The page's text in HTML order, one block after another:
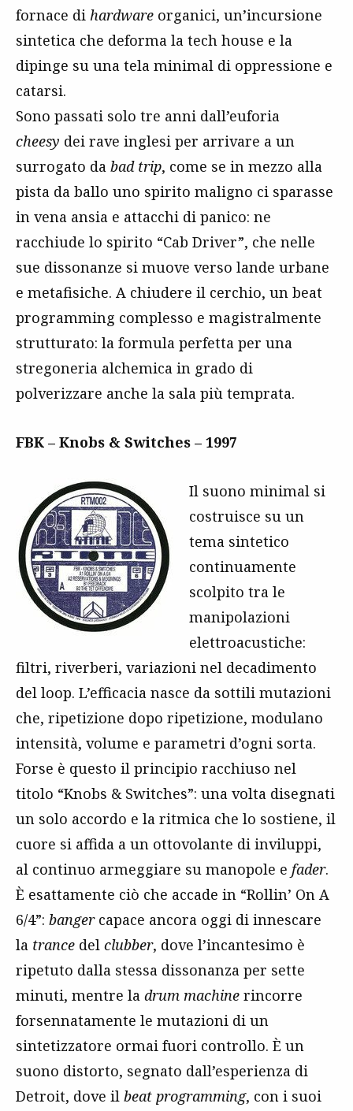
fornace di hardware organici, un’incursione
sintetica che deforma la tech house e la
dipinge su una tela minimal di oppressione e
catarsi.
Sono passati solo tre anni dall’euforia
cheesy dei rave inglesi per arrivare a un
surrogato da bad trip, come se in mezzo alla
pista da ballo uno spirito maligno ci sparasse
in vena ansia e attacchi di panico: ne
racchiude lo spirito “Cab Driver”, che nelle
sue dissonanze si muove verso lande urbane
e metafisiche. A chiudere il cerchio, un beat
programming complesso e magistralmente
strutturato: la formula perfetta per una
stregoneria alchemica in grado di
polverizzare anche la sala più temprata.
FBK – Knobs & Switches – 1997
Il suono minimal si
costruisce su un
tema sintetico
continuamente
scolpito tra le
manipolazioni
elettroacustiche:
filtri, riverberi, variazioni nel decadimento
del loop. L’efficacia nasce da sottili mutazioni
che, ripetizione dopo ripetizione, modulano
intensità, volume e parametri d’ogni sorta.
Forse è questo il principio racchiuso nel
titolo “Knobs & Switches”: una volta disegnati
un solo accordo e la ritmica che lo sostiene, il
cuore si affida a un ottovolante di inviluppi,
al continuo armeggiare su manopole e fader.
È esattamente ciò che accade in “Rollin’ On A
6/4”: bangercapace ancora oggi di innescare
la trance del clubber, dove l’incantesimo è
ripetuto dalla stessa dissonanza per sette
minuti, mentre la drum machine rincorre
forsennatamente le mutazioni di un
sintetizzatore ormai fuori controllo. È un
suono distorto, segnato dall’esperienza di
Detroit, dove il beat programming, con i suoi